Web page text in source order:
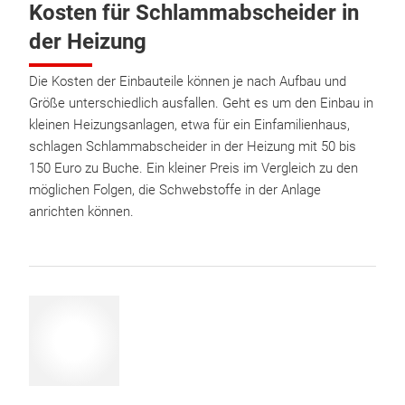
Kosten für Schlammabscheider in
der Heizung
Die Kosten der Einbauteile können je nach Aufbau und
Größe unterschiedlich ausfallen. Geht es um den Einbau in
kleinen Heizungsanlagen, etwa für ein Einfamilienhaus,
schlagen Schlammabscheider in der Heizung mit 50 bis
150 Euro zu Buche. Ein kleiner Preis im Vergleich zu den
möglichen Folgen, die Schwebstoffe in der Anlage
anrichten können.